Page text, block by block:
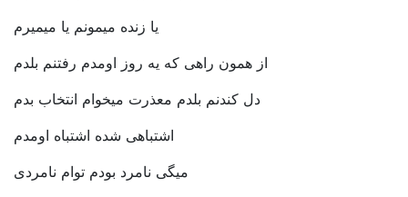
یا زنده میمونم یا میمیرم
از همون راهی که یه روز اومدم رفتنم بلدم
دل کندنم بلدم معذرت میخوام انتخاب بدم
اشتباهی شده اشتباه اومدم
میگی نامرد بودم توام نامردی